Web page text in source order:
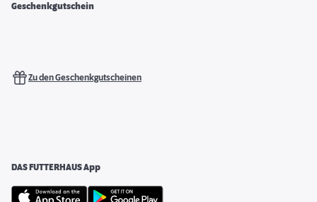
Geschenkgutschein
Zu den Geschenkgutscheinen
DAS FUTTERHAUS App